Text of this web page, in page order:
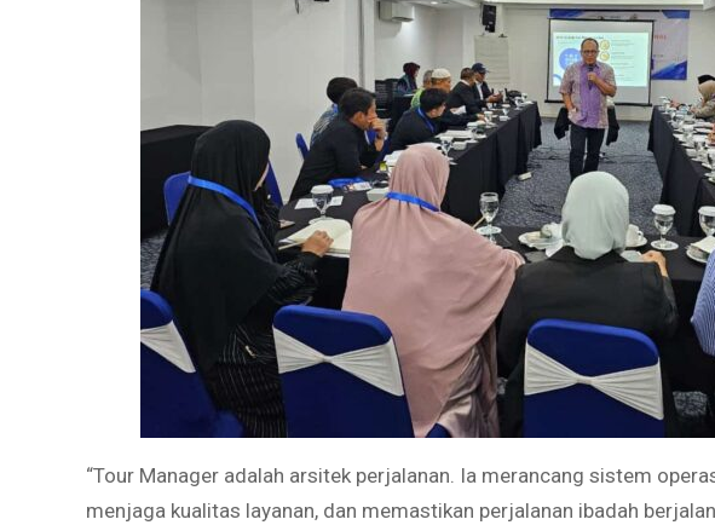
“Tour Manager adalah arsitek perjalanan. Ia merancang sistem
menjaga kualitas layanan, dan memastikan perjalanan ibadah